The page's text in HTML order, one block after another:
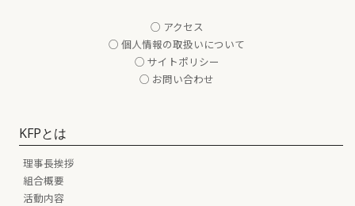
○ アクセス
○ 個人情報の取扱いについて
○ サイトポリシー
○ お問い合わせ
KFPとは
理事長挨拶
組合概要
活動内容